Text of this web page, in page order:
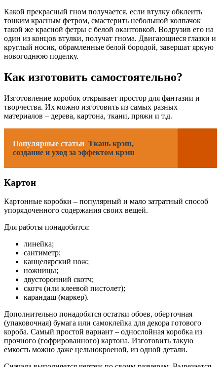
Какой прекрасный гном получается, если втулку обклеить
тонким красным фетром, смастерить небольшой колпачок
такой же красной фетры с белой окантовкой. Водрузив его на
один из концов втулки, получат гнома. Двигающиеся глазки и
круглый носик, обрамленные белой бородой, завершат яркую
новогоднюю поделку.
Как изготовить самостоятельно?
Изготовление коробок открывает простор для фантазии и
творчества. Их можно изготовить из самых разных
материалов – дерева, картона, ткани, пряжи и т.д.
Популярные статьи Ткань крэш,
создание и уход за эффектом крэш
Картон
Картонные коробки – популярный и мало затратный способ
упорядоченного содержания своих вещей.
Для работы понадобится:
линейка;
сантиметр;
канцелярский нож;
ножницы;
двусторонний скотч;
скотч (или клеевой пистолет);
карандаш (маркер).
Дополнительно понадобятся остатки обоев, оберточная
(упаковочная) бумага или самоклейка для декора готового
короба. Самый простой вариант – однослойная коробка из
прочного (гофрированного) картона. Изготовить такую
емкость можно даже цельнокроеной, из одной детали.